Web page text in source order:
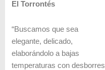
El Torrontés
“Buscamos que sea
elegante, delicado,
elaborándolo a bajas
temperaturas con desborres